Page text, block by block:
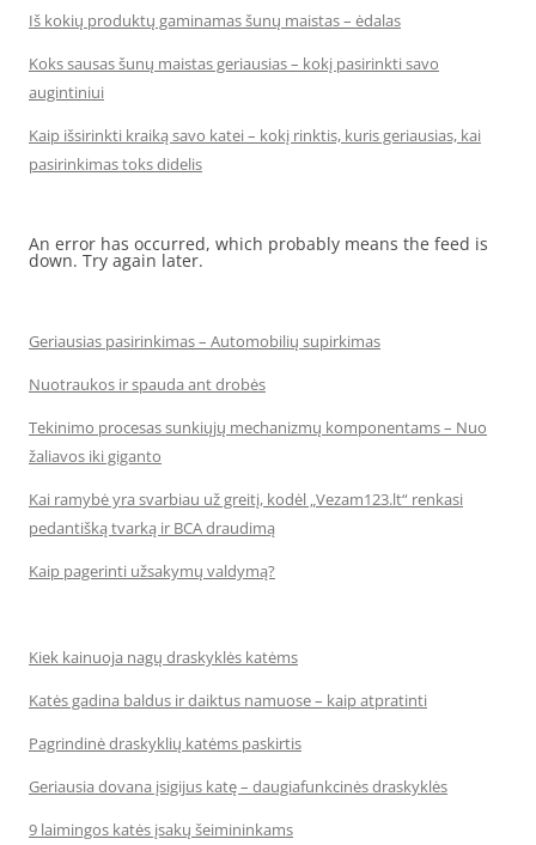
Iš kokių produktų gaminamas šunų maistas – ėdalas
Koks sausas šunų maistas geriausias – kokį pasirinkti savo
augintiniui
Kaip išsirinkti kraiką savo katei – kokį rinktis, kuris geriausias, kai
pasirinkimas toks didelis
An error has occurred, which probably means the feed is
down. Try again later.
Geriausias pasirinkimas – Automobilių supirkimas
Nuotraukos ir spauda ant drobės
Tekinimo procesas sunkiųjų mechanizmų komponentams – Nuo
žaliavos iki giganto
Kai ramybė yra svarbiau už greitį, kodėl „Vezam123.lt“ renkasi
pedantišką tvarką ir BCA draudimą
Kaip pagerinti užsakymų valdymą?
Kiek kainuoja nagų draskyklės katėms
Katės gadina baldus ir daiktus namuose – kaip atpratinti
Pagrindinė draskyklių katėms paskirtis
Geriausia dovana įsigijus katę – daugiafunkcinės draskyklės
9 laimingos katės įsakų šeimininkams